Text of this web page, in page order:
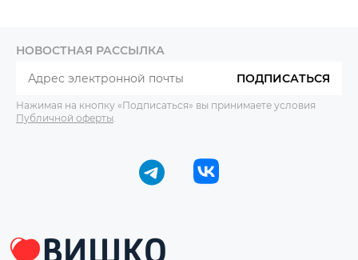
НОВОСТНАЯ РАССЫЛКА
ПОДПИСАТЬСЯ
Нажимая на кнопку «Подписаться» вы принимаете условия
Публичной оферты